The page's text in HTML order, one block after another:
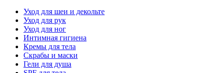
Уход для шеи и декольте
Уход для рук
Уход для ног
Интимная гигиена
Кремы для тела
Скрабы и маски
Гели для душа